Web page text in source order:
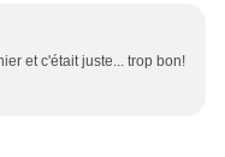
et c'était juste... trop bon!